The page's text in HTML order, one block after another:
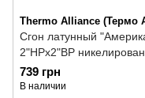
Thermo Alliance (Термо
Сгон латунный
2"НРх2"ВР
739 грн
В наличии